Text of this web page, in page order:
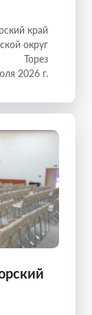
край
округ
Торез
2026 г.